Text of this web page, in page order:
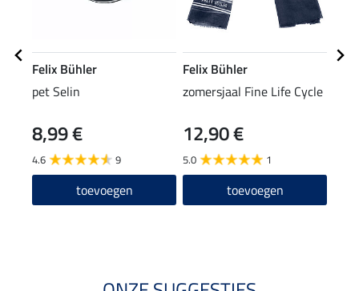
Felix Bühler
pet Selin
8,99 €
4.6 9
toevoegen
Felix Bühler
zomersjaal Fine Life Cycle
12,90 €
5.0 1
toevoegen